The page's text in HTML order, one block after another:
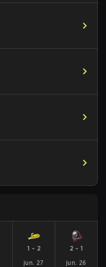
1 - 2
jun. 27
2 - 1
jun. 26